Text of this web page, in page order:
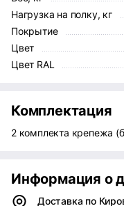
Нагрузка на полку, кг
Покрытие
Цвет
Цвет RAL
Комплектация
2 комплекта крепежа
Информация о
Доставка по